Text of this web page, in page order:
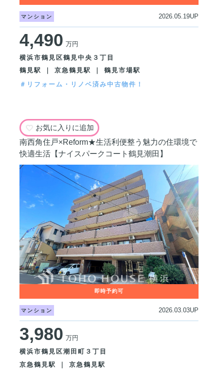
マンション 2026.05.19UP
4,490 万円
横浜市鶴見区鶴見中央３丁目
鶴見駅 ｜ 京急鶴見駅 ｜ 鶴見市場駅
＃リフォーム・リノベ済み中古物件！
お気に入りに追加
南西角住戸×Reform★生活利便整う魅力の住環境で
快適生活【ナイスパークコート鶴見潮田】
マンション 2026.03.03UP
3,980 万円
横浜市鶴見区潮田町３丁目
京急鶴見駅 ｜ 京急鶴見駅